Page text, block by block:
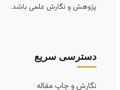
پژوهش و نگارش علمی باشد.
دسترسی سریع
نگارش و چاپ مقاله